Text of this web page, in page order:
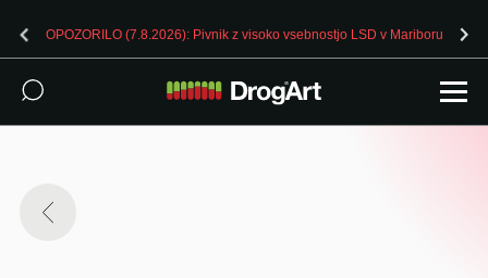
OPOZORILO (7.8.2026): Pivnik z visoko vsebnostjo LSD v Mariboru